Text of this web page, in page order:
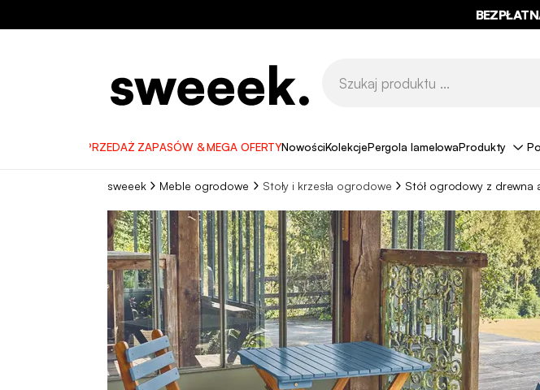
WYPRZEDAŻ ZAPASÓW & MEGA OFERTYNowościKolekcjePergola lamelowaProdukty
sweeek Meble ogrodowe Stoły i krzesła ogrodowe Stół ogrodowy z drewna